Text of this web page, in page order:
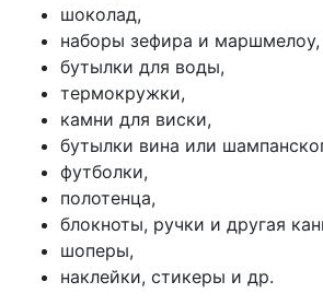
шоколад,
наборы зефира и маршмелоу,
бутылки для воды,
термокружки,
камни для виски,
бутылки вина или
футболки,
полотенца,
блокноты, ручки и другая
шоперы,
наклейки, стикеры и др.